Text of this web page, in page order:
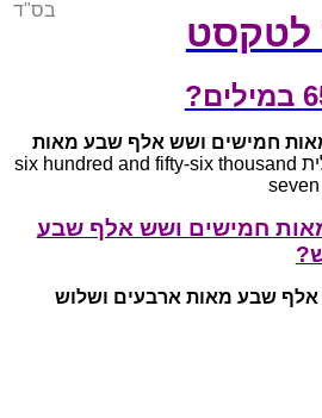
לטקסט
בס"ד
חמישים ושש אלף שבע מאות
או באנגלית six hundred and fifty-six thousand
חמישים ושש אלף שבע
שבע מאות ארבעים ושלוש